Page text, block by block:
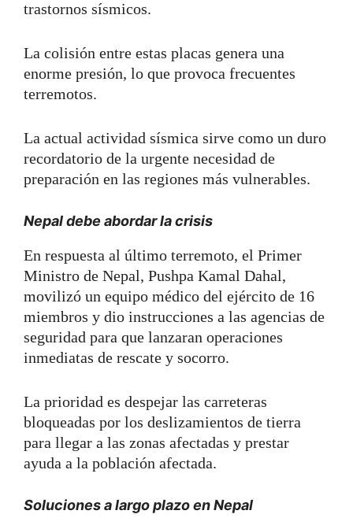
trastornos sísmicos.
La colisión entre estas placas genera una
enorme presión, lo que provoca frecuentes
terremotos.
La actual actividad sísmica sirve como un duro
recordatorio de la urgente necesidad de
preparación en las regiones más vulnerables.
Nepal debe abordar la crisis
En respuesta al último terremoto, el Primer
Ministro de Nepal, Pushpa Kamal Dahal,
movilizó un equipo médico del ejército de 16
miembros y dio instrucciones a las agencias de
seguridad para que lanzaran operaciones
inmediatas de rescate y socorro.
La prioridad es despejar las carreteras
bloqueadas por los deslizamientos de tierra
para llegar a las zonas afectadas y prestar
ayuda a la población afectada.
Soluciones a largo plazo en Nepal